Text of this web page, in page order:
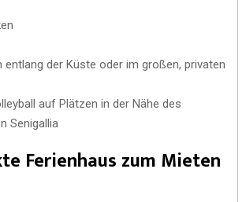
entlang der Küste oder im großen, privaten
auf Plätzen in der Nähe des
Senigallia
Ferienhaus zum Mieten